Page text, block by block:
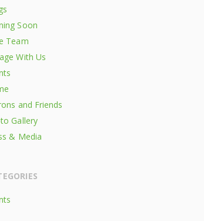
Soon
Team
With Us
and Friends
Gallery
& Media